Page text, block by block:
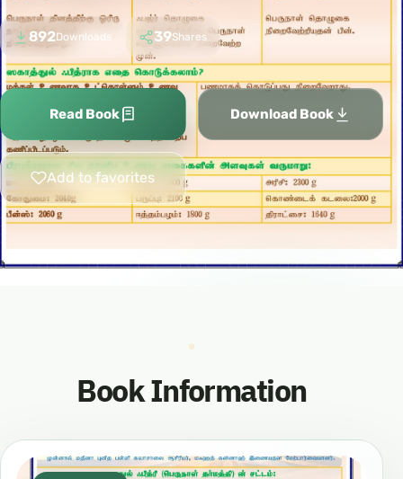
892Downloads 39Shares
Read Book Download Book
Add to favorites
Book Information